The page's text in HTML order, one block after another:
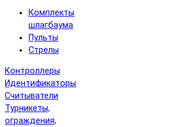
Комплекты
шлагбаума
Пульты
Стрелы
Контроллеры
Идентификаторы
Считыватели
Турникеты,
ограждения,